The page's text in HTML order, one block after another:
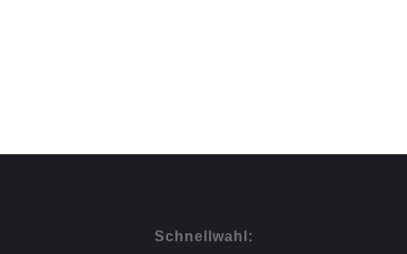
HeadRush Pedalboard
Schnellwahl: